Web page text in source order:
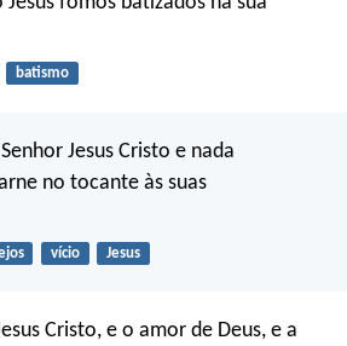
batismo
Jesus Cristo e nada
no tocante às suas
vício Jesus
Cristo, e o amor de Deus, e a